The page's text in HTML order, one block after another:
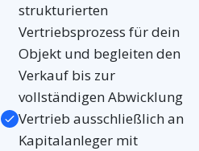
strukturierten
Vertriebsprozess für dein
Objekt und begleiten den
Verkauf bis zur
vollständigen Abwicklung
Vertrieb ausschließlich an
Kapitalanleger mit